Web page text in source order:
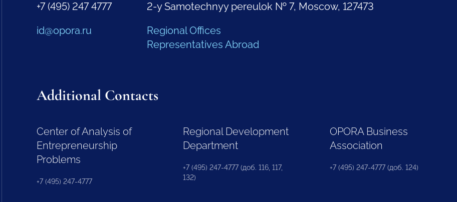
+7 (495) 247 4777
id@opora.ru
2-y Samotechnyy pereulok № 7, Moscow, 127473
Regional Offices
Representatives Abroad
Additional Contacts
Center of Analysis of
Entrepreneurship
Problems
+7 (495) 247-4777
Regional Development
Department
+7 (495) 247-4777 (доб. 116, 117,
132)
OPORA Business
Association
+7 (495) 247-4777 (доб. 124)